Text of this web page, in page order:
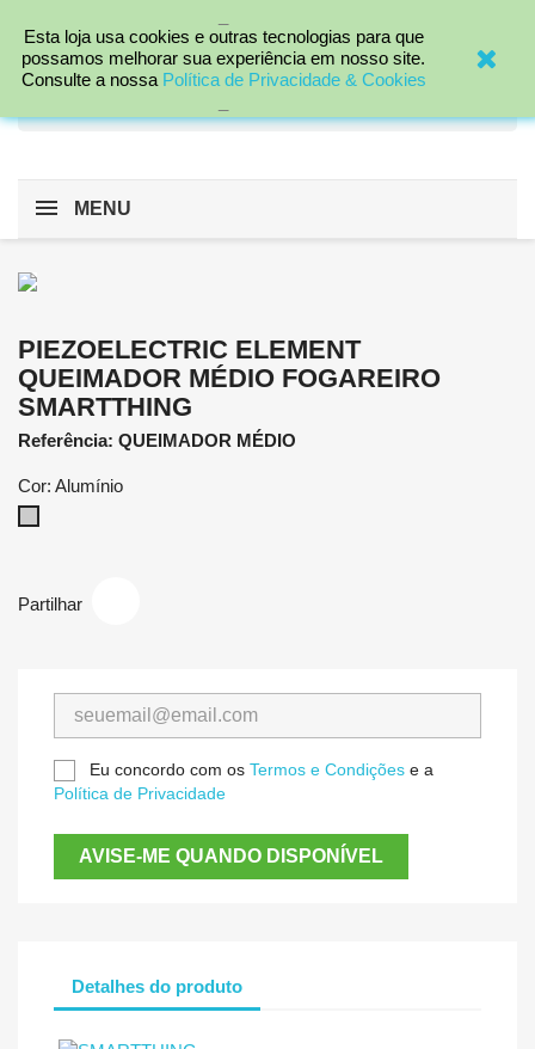

MENU
PIEZOELECTRIC ELEMENT
QUEIMADOR MÉDIO FOGAREIRO
SMARTTHING
Referência: QUEIMADOR MÉDIO
Cor: Alumínio
Partilhar
Eu concordo com os Termos e Condições e a
Política de Privacidade
AVISE-ME QUANDO DISPONÍVEL
Detalhes do produto
Esta loja usa cookies e outras tecnologias para que
possamos melhorar sua experiência em nosso site.
Consulte a nossa Política de Privacidade & Cookies